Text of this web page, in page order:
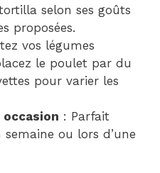
selon ses goûts
proposées.
vos légumes
le poulet par du
pour varier les
: Parfait
ou lors d’une